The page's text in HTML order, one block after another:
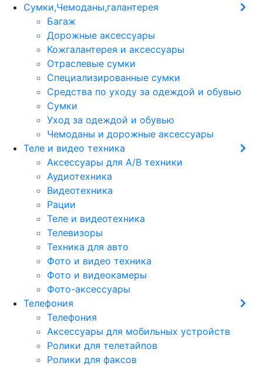
Сумки,Чемоданы,галантерея
Багаж
Дорожные аксессуары
Кожгалантерея и аксессуары
Отраслевые сумки
Специализированные сумки
Средства по уходу за одеждой и обувью
Сумки
Уход за одеждой и обувью
Чемоданы и дорожные аксессуары
Теле и видео техника
Аксессуары для А/В техники
Аудиотехника
Видеотехника
Рации
Теле и видеотехника
Телевизоры
Техника для авто
Фото и видео техника
Фото и видеокамеры
Фото-аксессуары
Телефония
Телефония
Аксессуары для мобильных устройств
Ролики для телетайпов
Ролики для факсов